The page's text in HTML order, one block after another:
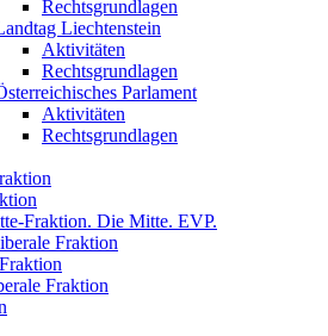
Rechtsgrundlagen
Liechtenstein
Aktivitäten
Rechtsgrundlagen
Parlament
Aktivitäten
Rechtsgrundlagen
Fraktion. Die Mitte. EVP.
Fraktion
Fraktion